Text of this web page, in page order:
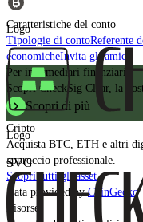
Caratteristiche del conto
Tipologie di contoReferente
economicheInvita gli amici
Per intermediari finanziari
Scopri CheckSig Clear, la
Scopri di più
Cripto
Acquista BTC, ETH e altri
approccio professionale.
Scopri tutti gli asset
Data provided byCoinGecko
Risorse
Logo
Logo
SVG